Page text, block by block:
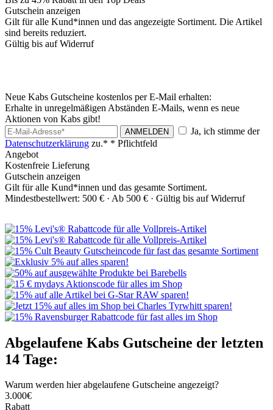
Gutschein anzeigen
Gilt für alle Kund*innen und das angezeigte Sortiment. Die Artikel
sind bereits reduziert.
Gültig bis auf Widerruf
Neue Kabs Gutscheine kostenlos per E-Mail erhalten:
Erhalte in unregelmäßigen Abständen E-Mails, wenn es neue
Aktionen von Kabs gibt!
ANMELDEN
Ja, ich stimme der
Datenschutzerklärung zu.* * Pflichtfeld
Angebot
Kostenfreie Lieferung
Gutschein anzeigen
Gilt für alle Kund*innen und das gesamte Sortiment.
Mindestbestellwert: 500 € · Ab 500 € · Gültig bis auf Widerruf
Abgelaufene Kabs Gutscheine der letzten
14 Tage:
Warum werden hier abgelaufene Gutscheine angezeigt?
3.000€
Rabatt